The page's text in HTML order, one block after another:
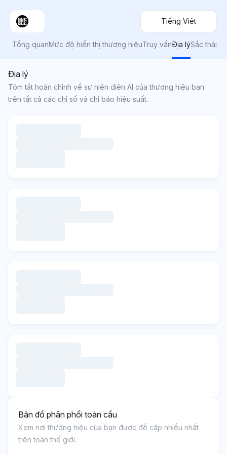
Tiếng Việt
Tổng quanMức độ hiển thị thương hiệuTruy vấnĐịa lýSắc thái
Địa lý
Tóm tắt hoàn chỉnh về sự hiện diện AI của thương hiệu bạn
trên tất cả các chỉ số và chỉ báo hiệu suất.
Bản đồ phân phối toàn cầu
Xem nơi thương hiệu của bạn được đề cập nhiều nhất
trên toàn thế giới.